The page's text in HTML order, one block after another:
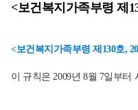
<보건복지가족부령 제
<보건복지가족부령 제130호,
이 규칙은 2009년 8월 7일부터